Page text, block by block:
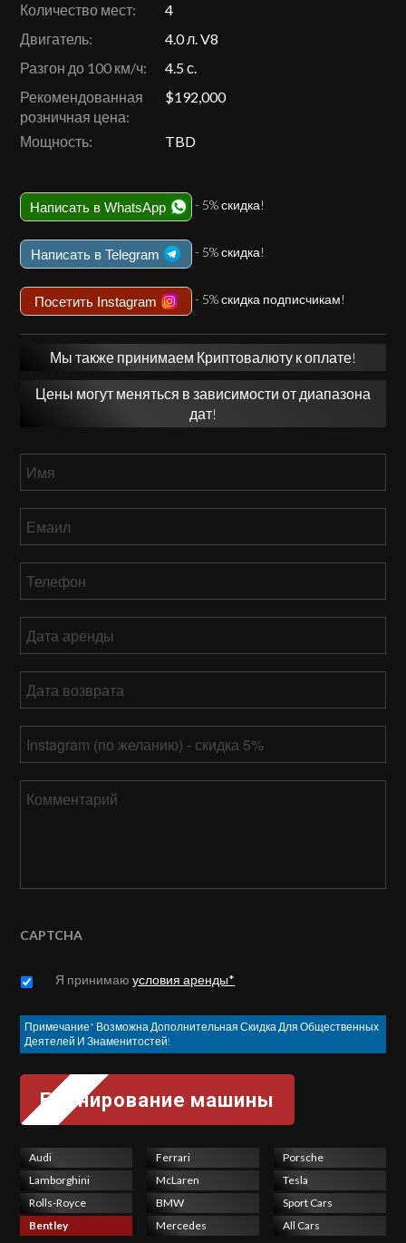
Количество мест:
4
Двигатель:
4.0 л. V8
Разгон до 100 км/ч:
4.5 с.
Рекомендованная
розничная цена:
$192,000
Мощность: TBD
Написать в WhatsApp - 5% скидка!
Написать в Telegram - 5% скидка!
Посетить Instagram - 5% скидка подписчикам!
Мы также принимаем Криптовалюту к оплате!
Цены могут меняться в зависимости от диапазона
дат!
аренды
слеш
ДД
слеш
ГГГГ
возврата *
слеш
слеш
ГГГГ
Instagram
CAPTCHA
Untitled *
Я принимаюусловия аренды*
Примечание* Возможна Дополнительная Скидка Для Общественных
Деятелей И Знаменитостей!
Audi
Lamborghini
Rolls-Royce
Bentley
Ferrari
McLaren
BMW
Mercedes
Porsche
Tesla
Sport Cars
All Cars